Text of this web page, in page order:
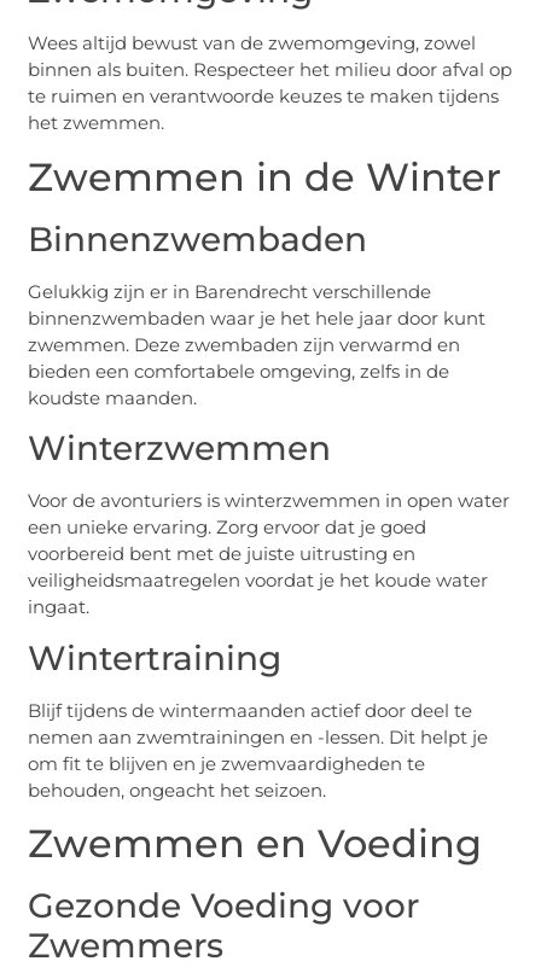
Wees altijd bewust van de zwemomgeving, zowel
binnen als buiten. Respecteer het milieu door afval op
te ruimen en verantwoorde keuzes te maken tijdens
het zwemmen.
Zwemmen in de Winter
Binnenzwembaden
Gelukkig zijn er in Barendrecht verschillende
binnenzwembaden waar je het hele jaar door kunt
zwemmen. Deze zwembaden zijn verwarmd en
bieden een comfortabele omgeving, zelfs in de
koudste maanden.
Winterzwemmen
Voor de avonturiers is winterzwemmen in open water
een unieke ervaring. Zorg ervoor dat je goed
voorbereid bent met de juiste uitrusting en
veiligheidsmaatregelen voordat je het koude water
ingaat.
Wintertraining
Blijf tijdens de wintermaanden actief door deel te
nemen aan zwemtrainingen en -lessen. Dit helpt je
om fit te blijven en je zwemvaardigheden te
behouden, ongeacht het seizoen.
Zwemmen en Voeding
Gezonde Voeding voor
Zwemmers